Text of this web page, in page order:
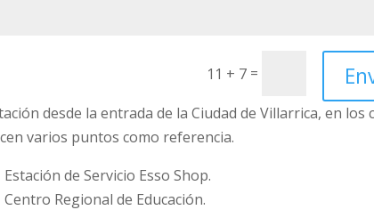
11 + 7=
desde la entrada de la Ciudad de Villarrica, en los
varios puntos como referencia.
Estación de Servicio Esso Shop.
Centro Regional de Educación.